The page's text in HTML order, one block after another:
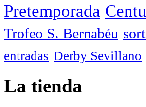
Pretemporada
Trofeo S. Bernabéu
entradas Derby Sevillano
La tienda